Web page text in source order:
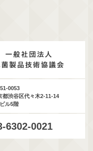
0053
都渋谷区代々木2-11-14
ル5階
6302-0021